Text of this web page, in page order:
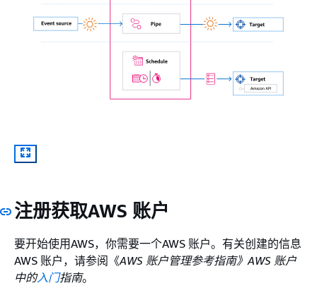
注册获取AWS 账户
要开始使用AWS，你需要一个AWS 账户。有关创建的信息
AWS 账户，请参阅《AWS 账户管理参考指南》AWS 账户
中的入门指南。